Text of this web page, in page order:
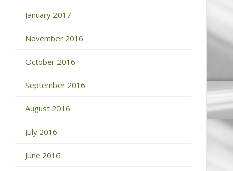
January 2017
November 2016
October 2016
September 2016
August 2016
July 2016
June 2016